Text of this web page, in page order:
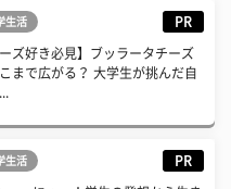
生活 PR
ーズ好き必見】ブッラータチーズ
まで広がる？ 大学生が挑んだ自
生活 PR